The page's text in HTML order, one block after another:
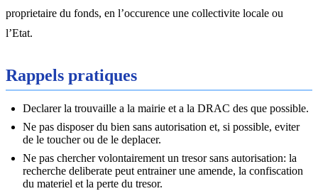
proprietaire du fonds, en l’occurence une collectivite locale ou
l’Etat.
Rappels pratiques
Declarer la trouvaille a la mairie et a la DRAC des que possible.
Ne pas disposer du bien sans autorisation et, si possible, eviter
de le toucher ou de le deplacer.
Ne pas chercher volontairement un tresor sans autorisation: la
recherche deliberate peut entrainer une amende, la confiscation
du materiel et la perte du tresor.